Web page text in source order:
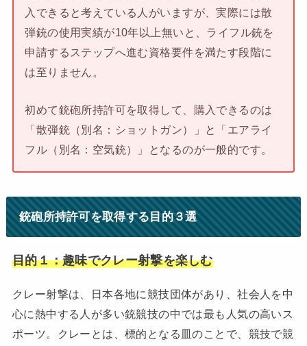
入できると考えている人がいますが、実際には散
弾銃の使用実績が10年以上無いと、ライフル銃を
申請するステップへ進む資格要件を満たす段階に
は至りません。
初めて銃砲所持許可を取得して、購入できるのは
「散弾銃（別名：ショットガン）」と「エアライ
フル（別名：空気銃）」となるのが一般的です。
銃砲所持許可を取得する目的３選
目的１：趣味でクレー射撃を楽しむ
クレー射撃は、日本各地に競技団体があり、社会人を中
心に熱中する人が多い銃競技の中では最も人気の高いス
ポーツ。クレーとは、標的となる皿のことで、競技で競